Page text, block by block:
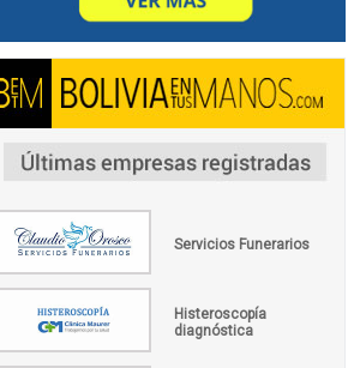
Servicios Funerarios
Histeroscopía
diagnóstica